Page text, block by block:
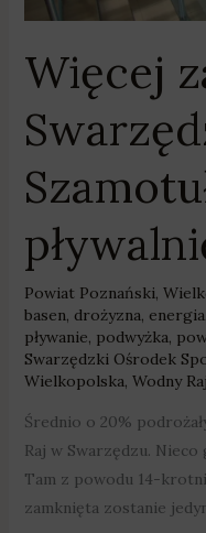
Więcej
Powiat Poznański,
basen, drożyzna, energia,
pływanie, podwyżka,
Swarzędzki Ośrodek
Wielkopolska, Wodny Raj
Średnio o 20%
Raj w Swarzędzu. Nieco
Tam z powodu 14-
zamknięta zostanie